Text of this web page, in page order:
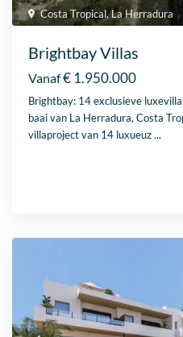
Costa Tropical,La Herradura
Brightbay Villas
Vanaf€ 1.950.000
Brightbay: 14 exclusieve
baai van La Herradura, Costa
villaproject van 14 luxueuz...